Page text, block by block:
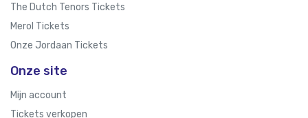
The Dutch Tenors Tickets
Merol Tickets
Onze Jordaan Tickets
Onze site
Mijn account
Tickets verkopen